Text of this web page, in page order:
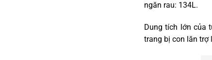
ngăn rau: 134L.
Dung tích lớn của
trang bị con lăn trợ